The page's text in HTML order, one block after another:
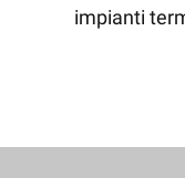
impianti